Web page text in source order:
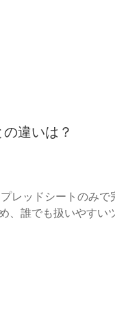
違いは？
レッドシートのみ
、誰でも扱いやすい